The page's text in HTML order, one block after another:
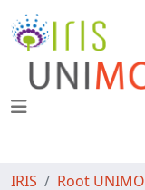
IRIS Root